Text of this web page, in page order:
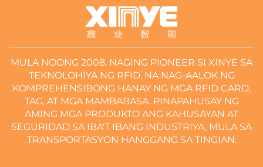
MULA NOONG 2008, NAGING PIONEER SI XINYE SA
TEKNOLOHIYA NG RFID, NA NAG-AALOK NG
KOMPREHENSIBONG HANAY NG MGA RFID CARD,
TAG, AT MGA MAMBABASA. PINAPAHUSAY NG
AMING MGA PRODUKTO ANG KAHUSAYAN AT
SEGURIDAD SA IBA'T IBANG INDUSTRIYA, MULA SA
TRANSPORTASYON HANGGANG SA TINGIAN.